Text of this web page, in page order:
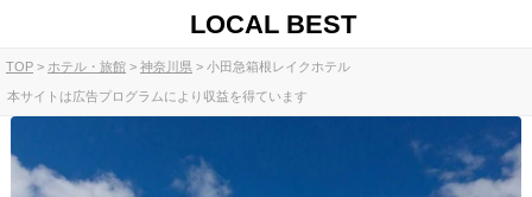
LOCAL BEST
TOP ホテル・旅館 神奈川県 小田急箱根レイクホテル
本サイトは広告プログラムにより収益を得ています